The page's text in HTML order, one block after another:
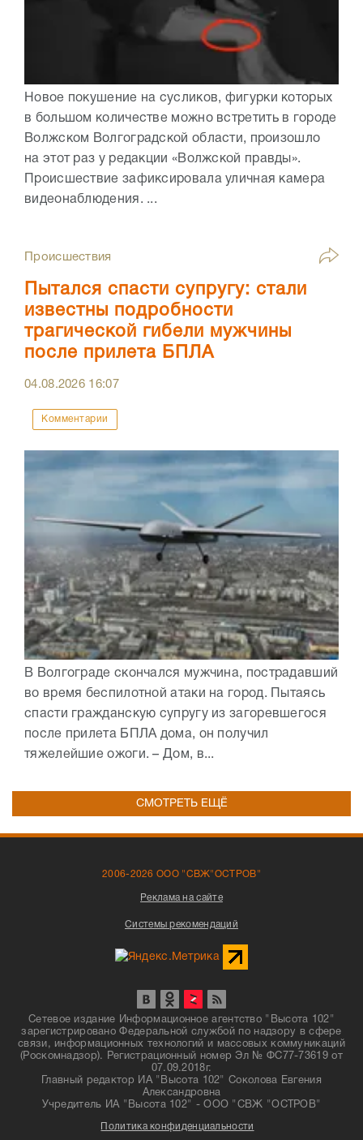
Новое покушение на сусликов, фигурки которых
в большом количестве можно встретить в городе
Волжском Волгоградской области, произошло
на этот раз у редакции «Волжской правды».
Происшествие зафиксировала уличная камера
видеонаблюдения. ...
Происшествия
Пытался спасти супругу: стали
известны подробности
трагической гибели мужчины
после прилета БПЛА
04.08.2026 16:07
Комментарии
В Волгограде скончался мужчина, пострадавший
во время беспилотной атаки на город. Пытаясь
спасти гражданскую супругу из загоревшегося
после прилета БПЛА дома, он получил
тяжелейшие ожоги. – Дом, в...
СМОТРЕТЬ ЕЩЁ
2006-2026 ООО "СВЖ"ОСТРОВ"
Реклама на сайте
Системы рекомендаций
Сетевое издание Информационное агентство "Высота 102"
зарегистрировано Федеральной службой по надзору в сфере
связи, информационных технологий и массовых коммуникаций
(Роскомнадзор). Регистрационный номер Эл № ФС77-73619 от
07.09.2018г.
Главный редактор ИА "Высота 102" Соколова Евгения
Александровна
Учредитель ИА "Высота 102" - ООО "СВЖ "ОСТРОВ"
Политика конфиденциальности